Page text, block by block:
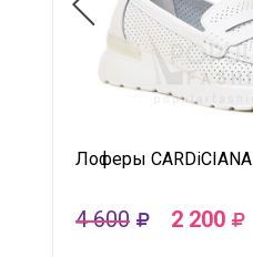
Лоферы CARDiCIANA
4 600 2 200